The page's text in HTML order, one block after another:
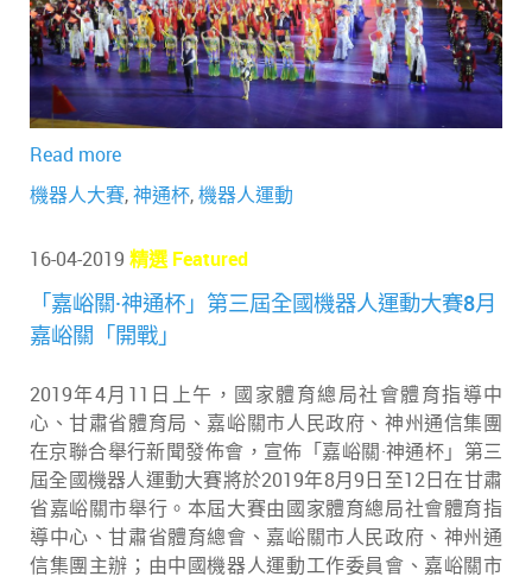
Read more
機器人大賽,神通杯,機器人運動
16-04-2019 精選 Featured
「嘉峪關·神通杯」第三屆全國機器人運動大賽8月
嘉峪關「開戰」
2019年4月11日上午，國家體育總局社會體育指導中
心、甘肅省體育局、嘉峪關市人民政府、神州通信集團
在京聯合舉行新聞發佈會，宣佈「嘉峪關·神通杯」第三
屆全國機器人運動大賽將於2019年8月9日至12日在甘肅
省嘉峪關市舉行。本屆大賽由國家體育總局社會體育指
導中心、甘肅省體育總會、嘉峪關市人民政府、神州通
信集團主辦 ； 由中國機器人運動工作委員會、嘉峪關市